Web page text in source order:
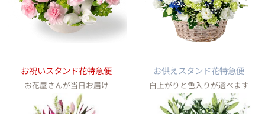
お祝いスタンド花特急便
お花屋さんが当日お届け
お供えスタンド花特急便
白上がりと色入りが選べます